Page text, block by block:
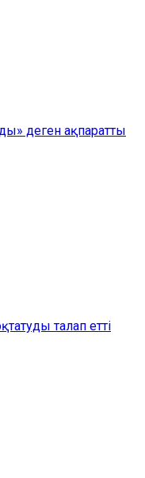
деген ақпаратты
талап етті